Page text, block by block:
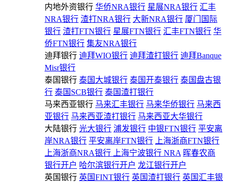
内地外资银行 华侨NRA银行 星展NRA银行 汇丰
NRA银行 渣打NRA银行 大新NRA银行 厦门国际
银行 渣打FTN银行 星展FTN银行 汇丰FTN银行 华
侨FTN银行 集友NRA银行
迪拜银行 迪拜WIO银行 迪拜渣打银行 迪拜Banque
Misr银行
泰国银行 泰国大城银行 泰国开泰银行 泰国盘古银
行 泰国SCB银行 泰国渣打银行
马来西亚银行 马来汇丰银行 马来华侨银行 马来西
亚银行 马来西亚渣打银行 马来西亚大华银行
大陆银行 光大银行 浦发银行 中银FTN银行 平安离
岸NRA银行 平安离岸FTN银行
上海浙商FTN银行
上海浙商NRA银行
上海宁波银行 NRA 晖春农商
银行开户 哈尔滨银行开户 龙江银行开户
英国银行 英国FINT银行 英国渣打银行 英国汇丰银